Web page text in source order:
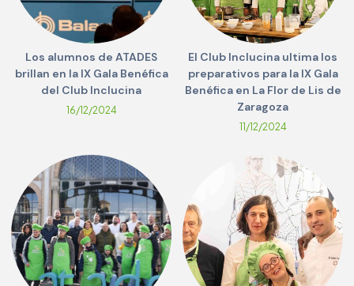
Los alumnos de ATADES
brillan en la IX Gala Benéfica
del Club Inclucina
16/12/2024
El Club Inclucina ultima los
preparativos para la IX Gala
Benéfica en La Flor de Lis de
Zaragoza
11/12/2024